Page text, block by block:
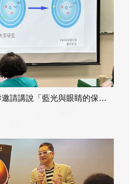
2022年11月受國泰人壽邀請講說「藍光與眼睛的保護」